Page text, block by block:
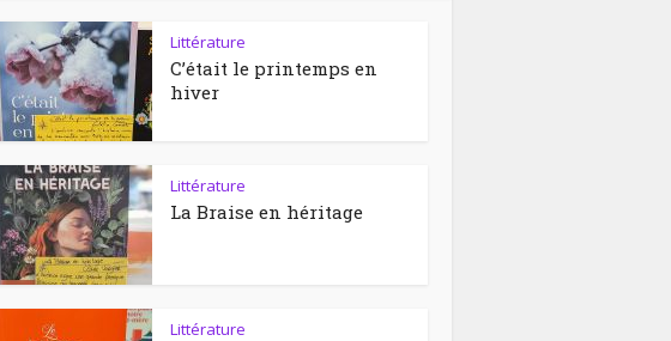
Littérature
C’était le printemps en
hiver
Littérature
La Braise en héritage
Littérature